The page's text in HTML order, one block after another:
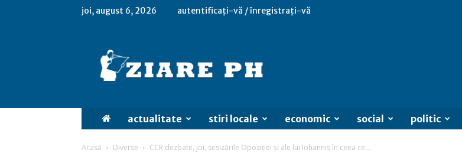
joi, august 6, 2026 autentificați-vă / înregistrați-vă
actualitate stiri locale economic social politic
Acasă Diverse CCR dezbate, joi, sesizările Opoziţiei şi ale lui Iohannis în ceea ce...